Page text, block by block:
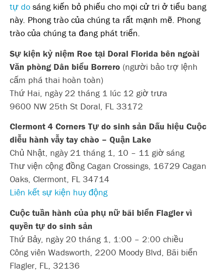
tự do sáng kiến bỏ phiếu cho mọi cử tri ở tiểu bang
này. Phong trào của chúng ta rất mạnh mẽ. Phong
trào của chúng ta đang phát triển.
Sự kiện kỷ niệm Roe tại Doral Florida bên ngoài
Văn phòng Dân biểu Borrero (người bảo trợ lệnh
cấm phá thai hoàn toàn)
Thứ Hai, ngày 22 tháng 1 lúc 12 giờ trưa
9600 NW 25th St Doral, FL 33172
Clermont 4 Corners Tự do sinh sản Dấu hiệu Cuộc
diễu hành vẫy tay chào – Quận Lake
Chủ Nhật, ngày 21 tháng 1, 10 – 11 giờ sáng
Thư viện cộng đồng Cagan Crossings, 16729 Cagan
Oaks, Clermont, FL 34714
Liên kết sự kiện huy động
Cuộc tuần hành của phụ nữ bãi biển Flagler vì
quyền tự do sinh sản
Thứ Bảy, ngày 20 tháng 1, 1:00 – 2:00 chiều
Công viên Wadsworth, 2200 Moody Blvd, Bãi biển
Flagler, FL, 32136